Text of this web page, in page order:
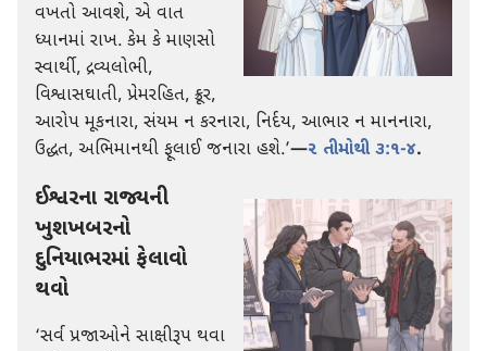
વખતો આવશે, એ વાત
ધ્યાનમાં રાખ. કેમ કે માણસો
સ્વાર્થી, દ્રવ્યલોભી,
વિશ્વાસઘાતી, પ્રેમરહિત, ક્રૂર,
આરોપ મૂકનારા, સંયમ ન કરનારા, નિર્દય, આભાર ન માનનારા,
ઉદ્ધત, અભિમાનથી ફૂલાઈ જનારા હશે.’—૨ તીમોથી ૩:૧-૪.
ઈશ્વરના રાજ્યની
ખુશખબરનો
દુનિયાભરમાં ફેલાવો
થવો
‘સર્વ પ્રજાઓને સાક્ષીરૂપ થવા